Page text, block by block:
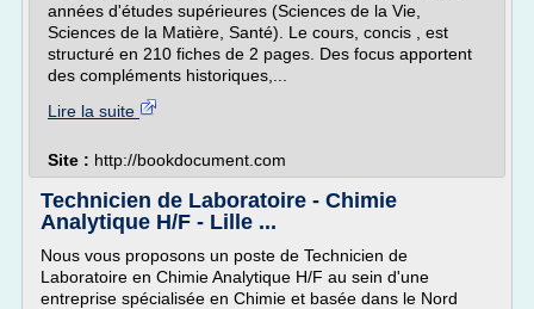
années d'études supérieures (Sciences de la Vie,
Sciences de la Matière, Santé). Le cours, concis , est
structuré en 210 fiches de 2 pages. Des focus apportent
des compléments historiques,...
Lire la suite
Site : http://bookdocument.com
Technicien de Laboratoire - Chimie
Analytique H/F - Lille ...
Nous vous proposons un poste de Technicien de
Laboratoire en Chimie Analytique H/F au sein d'une
entreprise spécialisée en Chimie et basée dans le Nord